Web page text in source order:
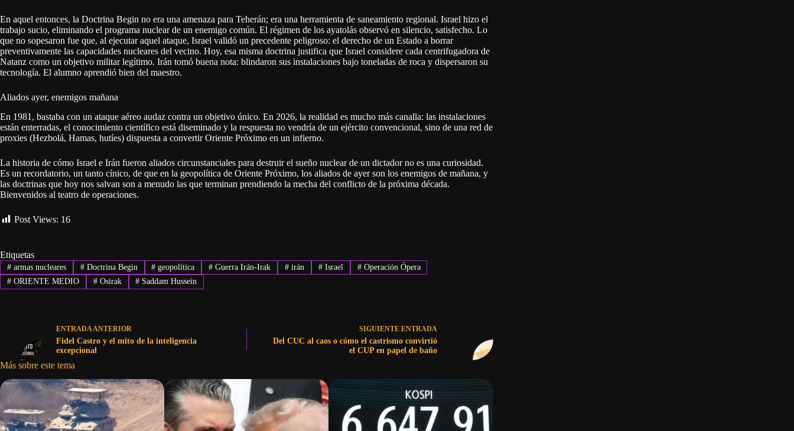
En aquel entonces, la Doctrina Begin no era una amenaza para Teherán; era una herramienta de saneamiento regional. Israel hizo el
trabajo sucio, eliminando el programa nuclear de un enemigo común. El régimen de los ayatolás observó en silencio, satisfecho. Lo
que no sopesaron fue que, al ejecutar aquel ataque, Israel validó un precedente peligroso: el derecho de un Estado a borrar
preventivamente las capacidades nucleares del vecino. Hoy, esa misma doctrina justifica que Israel considere cada centrifugadora de
Natanz como un objetivo militar legítimo. Irán tomó buena nota: blindaron sus instalaciones bajo toneladas de roca y dispersaron su
tecnología. El alumno aprendió bien del maestro.
Aliados ayer, enemigos mañana
En 1981, bastaba con un ataque aéreo audaz contra un objetivo único. En 2026, la realidad es mucho más canalla: las instalaciones
están enterradas, el conocimiento científico está diseminado y la respuesta no vendría de un ejército convencional, sino de una red de
proxies (Hezbolá, Hamas, hutíes) dispuesta a convertir Oriente Próximo en un infierno.
La historia de cómo Israel e Irán fueron aliados circunstanciales para destruir el sueño nuclear de un dictador no es una curiosidad.
Es un recordatorio, un tanto cínico, de que en la geopolítica de Oriente Próximo, los aliados de ayer son los enemigos de mañana, y
las doctrinas que hoy nos salvan son a menudo las que terminan prendiendo la mecha del conflicto de la próxima década.
Bienvenidos al teatro de operaciones.
Post Views: 16
Etiquetas
#armas nucleares #Doctrina Begin # geopolítica # Guerra Irán-Irak # irán #Israel #Operación Ópera
#ORIENTE MEDIO #Osirak # Saddam Hussein
ENTRADAANTERIOR
Fidel Castro y el mito de la inteligencia
excepcional
SIGUIENTE ENTRADA
Del CUC al caos o cómo el castrismo convirtió
el CUP en papel de baño
Más sobre este tema